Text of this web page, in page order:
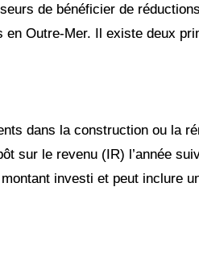
de bénéficier de
en Outre-Mer. Il existe deux
dans la construction ou la
sur le revenu (IR) l’année
investi et peut inclure